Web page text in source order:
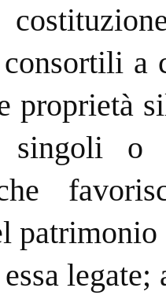
a
proprietà
singoli o